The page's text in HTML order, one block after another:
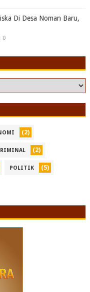
Di Desa Noman Baru,
0
(2)
(2)
POLITIK (5)